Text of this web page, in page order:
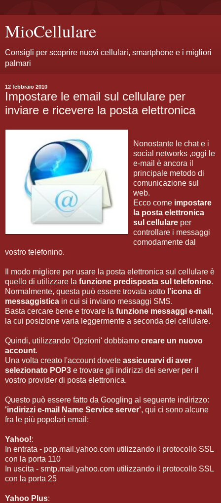
MioCellulare
Consigli per scoprire nuovi cellulari, smartphone e i migliori
palmari
12 febbraio 2010
Impostare le email sul cellulare per
inviare e ricevere la posta elettronica
Nonostante le chat e i
social networks ,oggi le
e-mail è ancora il
principale metodo di
comunicazione sul
web.
Ecco come impostare
la posta elettronica
sul cellulare per
controllare i messaggi
comodamente dal
vostro telefonino.
Il modo migliore per usare la posta elettronica sul cellulare è
quello di utilizzare la funzione predisposta sul telefonino.
Normalmente, questa può essere trovata sotto l'icona di
messaggistica in cui si inviano messaggi SMS.
Basta cercare bene e trovare la funzione messaggi e-mail ,
la cui posizione varia leggermente a seconda del cellulare.
Quindi, utilizzando 'Opzioni' dobbiamo creare un nuovo
account.
Una volta creato l'account dovete assicurarvi di aver
selezionato POP3 e trovare gli indirizzi dei server per il
vostro provider di posta elettronica.
Questo può essere fatto da Googling al seguente indirizzo:
'indirizzi e-mail Name Service server', qui ci sono alcune
fra le più popolari email:
Yahoo!:
In entrata - pop.mail.yahoo.com utilizzando il protocollo SSL
con la porta 110
In uscita - smtp.mail.yahoo.com utilizzando il protocollo SSL
con la porta 25
Yahoo Plus: